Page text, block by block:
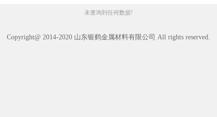
未查询到任何数据!
Copyright@ 2014-2020 山东银鹤金属材料有限公司 All rights reserved.